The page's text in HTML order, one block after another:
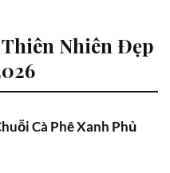
Nhiên Đẹp
Cà Phê Xanh Phủ